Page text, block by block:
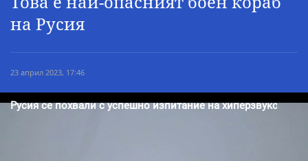
на Русия
23 април 2023, 17:46